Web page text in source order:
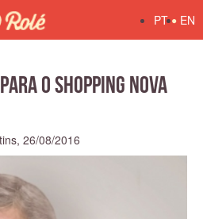
PT • EN
o Shopping Nova
26/08/2016